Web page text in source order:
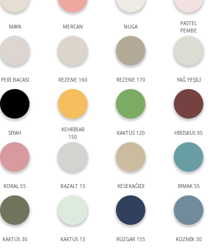
MAYA MERCAN NUGA
PASTEL
PEMBE
PERİ BACASI REZENE 160 REZENE 170 YAĞ YEŞİLİ
SİYAH
KEHRİBAR
150
KAKTÜS 120 HİBİSKUS 95
KORAL 55 BAZALT 15 KESEKAĞIDI IRMAK 55
KAKTÜS 30 KAKTÜS 15 RÜZGAR 155 KOZMİK 30